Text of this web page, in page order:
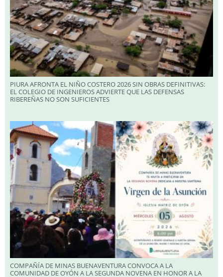
PIURA AFRONTA EL NIÑO COSTERO 2026 SIN OBRAS DEFINITIVAS:
EL COLEGIO DE INGENIEROS ADVIERTE QUE LAS DEFENSAS
RIBEREÑAS NO SON SUFICIENTES
COMPAÑÍA DE MINAS BUENAVENTURA CONVOCA A LA
COMUNIDAD DE OYÓN A LA SEGUNDA NOVENA EN HONOR A LA